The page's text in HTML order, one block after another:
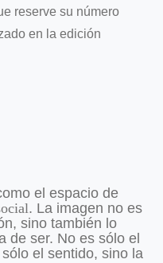
reserve su número
en la edición
el espacio de
. La imagen no es
sino también lo
de ser. No es sólo el
el sentido, sino la